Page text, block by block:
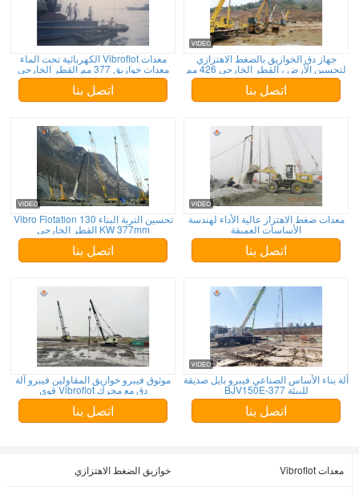
معدات Vibroflot الكهربائية تحت الماء
معدات خوازيق 377 مم القطر الخارجي
اتصل بنا
جهاز دق الخوازيق بالضغط الاهتزازي
لتحسين الأرض ، القطر الخارجي 426 مم
اتصل بنا
تحسين التربة البناء Vibro Flotation 130
KW 377mm القطر الخارجي
اتصل بنا
معدات ضغط الاهتزاز عالية الأداء لهندسة
الأساسات العميقة
اتصل بنا
موثوق فيبرو خوازيق المقاولين فيبرو آلة
دق مع محرك Vibroflot قوي
اتصل بنا
آلة بناء الأساس الصناعي فيبرو بايل صديقة
للبيئة BJV150E-377
اتصل بنا
معدات Vibroflot خوازيق الضغط الاهتزازي